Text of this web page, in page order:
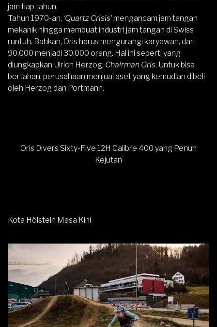
jam tiap tahun.
Tahun 1970-an, ‘Quartz Crisis’mengancam jam tangan
mekanik hingga membuat industri jam tangan di Swiss
runtuh. Bahkan, Orisharus mengurangi karyawan, dari
90.000 menjadi 30.000 orang. Hal ini seperti yang
diungkapkan Ulrich Herzog, Chairman Oris. Untuk bisa
bertahan, perusahaan menjual aset yang kemudian dibeli
oleh Herzog dan Portmann.
Oris Divers Sixty-Five 12H Calibre 400 yang Penuh
Kejutan
Kota Hölstein Masa Kini